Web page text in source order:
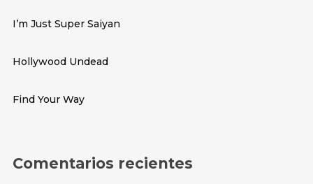
I’m Just Super Saiyan
Hollywood Undead
Find Your Way
Comentarios recientes